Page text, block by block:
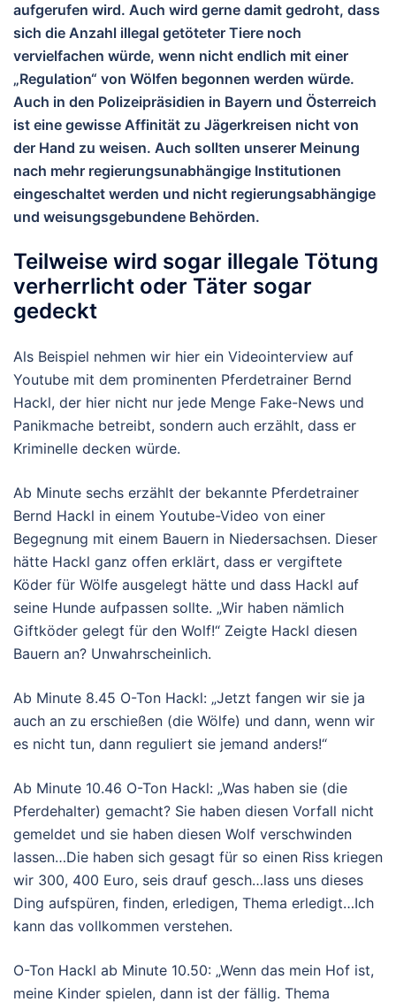
aufgerufen wird. Auch wird gerne damit gedroht, dass
sich die Anzahl illegal getöteter Tiere noch
vervielfachen würde, wenn nicht endlich mit einer
„Regulation“ von Wölfen begonnen werden würde.
Auch in den Polizeipräsidien in Bayern und Österreich
ist eine gewisse Affinität zu Jägerkreisen nicht von
der Hand zu weisen. Auch sollten unserer Meinung
nach mehr regierungsunabhängige Institutionen
eingeschaltet werden und nicht regierungsabhängige
und weisungsgebundene Behörden.
Teilweise wird sogar illegale Tötung
verherrlicht oder Täter sogar
gedeckt
Als Beispiel nehmen wir hier ein Videointerview auf
Youtube mit dem prominenten Pferdetrainer Bernd
Hackl, der hier nicht nur jede Menge Fake-News und
Panikmache betreibt, sondern auch erzählt, dass er
Kriminelle decken würde.
Ab Minute sechs erzählt der bekannte Pferdetrainer
Bernd Hackl in einem Youtube-Video von einer
Begegnung mit einem Bauern in Niedersachsen. Dieser
hätte Hackl ganz offen erklärt, dass er vergiftete
Köder für Wölfe ausgelegt hätte und dass Hackl auf
seine Hunde aufpassen sollte. „Wir haben nämlich
Giftköder gelegt für den Wolf!“ Zeigte Hackl diesen
Bauern an? Unwahrscheinlich.
Ab Minute 8.45 O-Ton Hackl: „Jetzt fangen wir sie ja
auch an zu erschießen (die Wölfe) und dann, wenn wir
es nicht tun, dann reguliert sie jemand anders!“
Ab Minute 10.46 O-Ton Hackl: „Was haben sie (die
Pferdehalter) gemacht? Sie haben diesen Vorfall nicht
gemeldet und sie haben diesen Wolf verschwinden
lassen…Die haben sich gesagt für so einen Riss kriegen
wir 300, 400 Euro, seis drauf gesch…lass uns dieses
Ding aufspüren, finden, erledigen, Thema erledigt…Ich
kann das vollkommen verstehen.
O-Ton Hackl ab Minute 10.50: „Wenn das mein Hof ist,
meine Kinder spielen, dann ist der fällig. Thema